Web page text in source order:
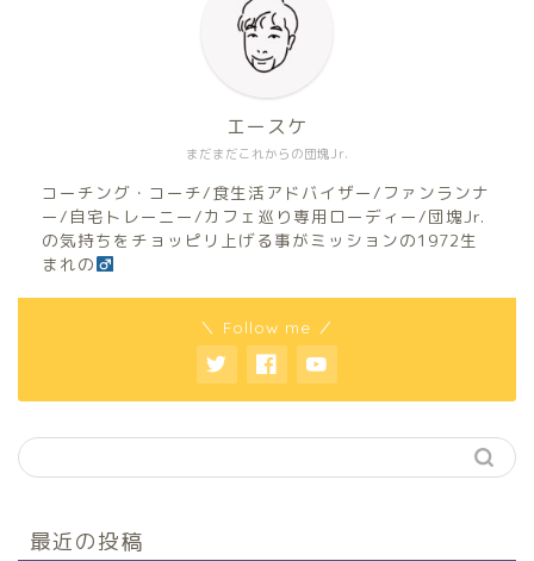
まだまだこれからの団塊Jr.
エースケ
コーチング・コーチ/食生活アドバイザー/ファンランナ
ー/自宅トレーニー/カフェ巡り専用ローディー/団塊Jr.
の気持ちをチョッピリ上げる事がミッションの1972生
まれの
＼ Follow me ／
最近の投稿